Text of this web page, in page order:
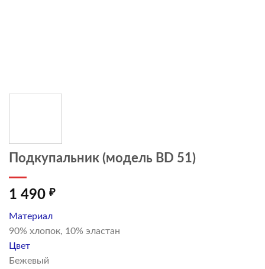
Подкупальник (модель BD 51)
1 490 ₽
Материал
90% хлопок, 10% эластан
Цвет
Бежевый